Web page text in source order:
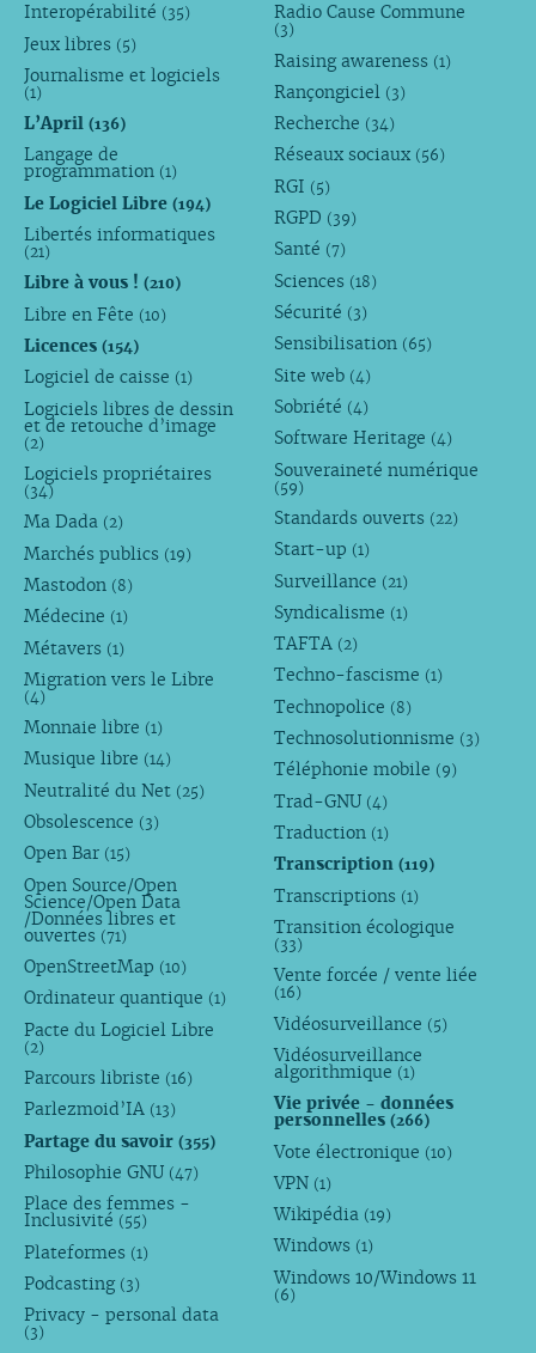
Interopérabilité (35)
Jeux libres (5)
Journalisme et logiciels
(1)
L’April (136)
Langage de
programmation (1)
Le Logiciel Libre (194)
Libertés informatiques
(21)
Libre à vous ! (210)
Libre en Fête (10)
Licences (154)
Logiciel de caisse (1)
Logiciels libres de dessin
et de retouche d’image
(2)
Logiciels propriétaires
(34)
Ma Dada (2)
Marchés publics (19)
Mastodon (8)
Médecine (1)
Métavers (1)
Migration vers le Libre
(4)
Monnaie libre (1)
Musique libre (14)
Neutralité du Net (25)
Obsolescence (3)
Open Bar (15)
Open Source/Open
Science/Open Data
/Données libres et
ouvertes (71)
OpenStreetMap (10)
Ordinateur quantique (1)
Pacte du Logiciel Libre
(2)
Parcours libriste (16)
Parlezmoid’IA (13)
Partage du savoir (355)
Philosophie GNU (47)
Place des femmes -
Inclusivité (55)
Plateformes (1)
Podcasting (3)
Privacy - personal data
(3)
Radio Cause Commune
(3)
Raising awareness (1)
Rançongiciel (3)
Recherche (34)
Réseaux sociaux (56)
RGI (5)
RGPD (39)
Santé (7)
Sciences (18)
Sécurité (3)
Sensibilisation (65)
Site web (4)
Sobriété (4)
Software Heritage (4)
Souveraineté numérique
(59)
Standards ouverts (22)
Start-up (1)
Surveillance (21)
Syndicalisme (1)
TAFTA (2)
Techno-fascisme (1)
Technopolice (8)
Technosolutionnisme (3)
Téléphonie mobile (9)
Trad-GNU (4)
Traduction (1)
Transcription(119)
Transcriptions (1)
Transition écologique
(33)
Vente forcée / vente liée
(16)
Vidéosurveillance (5)
Vidéosurveillance
algorithmique (1)
Vie privée - données
personnelles(266)
Vote électronique (10)
VPN (1)
Wikipédia (19)
Windows (1)
Windows 10/Windows 11
(6)